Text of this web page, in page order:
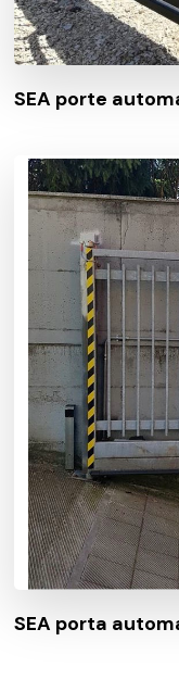
SEA porte
SEA porta